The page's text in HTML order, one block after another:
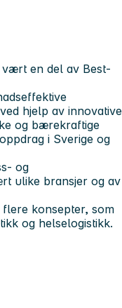
vært en del av Best-
hjelp av innovative
og bærekraftige
i Sverige og
og
ulike bransjer og av
flere konsepter, som
og helselogistikk.